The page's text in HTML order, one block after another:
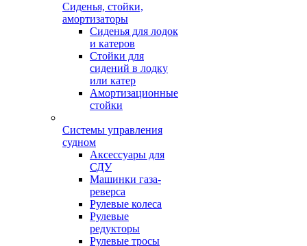
Сиденья, стойки,
амортизаторы
Сиденья для лодок
и катеров
Стойки для
сидений в лодку
или катер
Амортизационные
стойки
Системы управления
судном
Аксессуары для
СДУ
Машинки газа-
реверса
Рулевые колеса
Рулевые
редукторы
Рулевые тросы